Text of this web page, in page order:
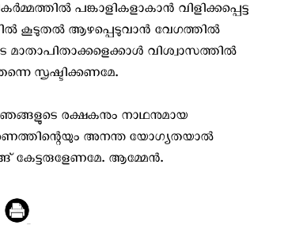
പങ്കാളികളാകാൻ വിളിക്കപ്പെട്ട
കൂടുതൽ ആഴപ്പെടുവാൻ വേഗത്തിൽ
വിശ്വാസത്തിൽ
സൃഷ്ടിക്കണമേ.
രക്ഷകനും നാഥനുമായ
അനന്ത യോഗ്യതയാൽ
കേട്ടരുളേണമേ. ആമ്മേൻ.